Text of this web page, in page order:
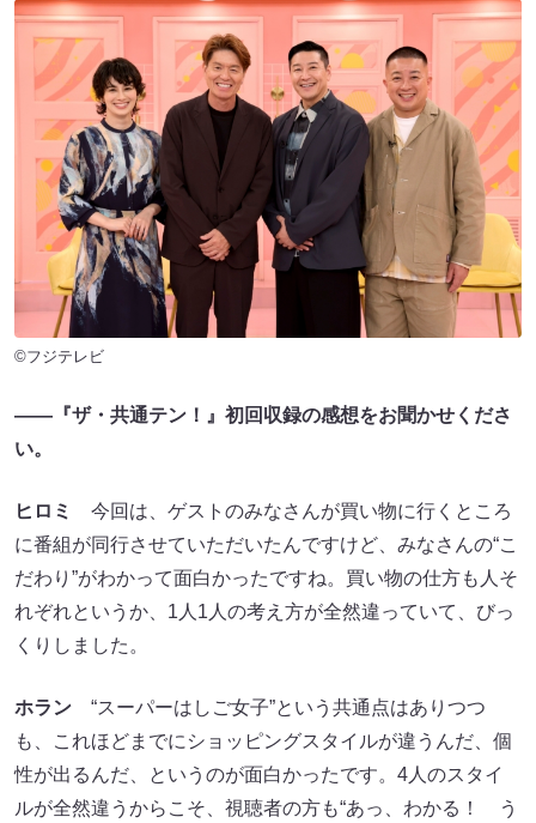
©フジテレビ
――『ザ・共通テン！』初回収録の感想をお聞かせくださ
い。
ヒロミ
今回は、ゲストのみなさんが買い物に行くところ
に番組が同行させていただいたんですけど、みなさんの“こ
だわり”がわかって面白かったですね。買い物の仕方も人そ
れぞれというか、1人1人の考え方が全然違っていて、びっ
くりしました。
ホラン “スーパーはしご女子”という共通点はありつつ
も、これほどまでにショッピングスタイルが違うんだ、個
性が出るんだ、というのが面白かったです。4人のスタイ
ルが全然違うからこそ、視聴者の方も“あっ、わかる！ う